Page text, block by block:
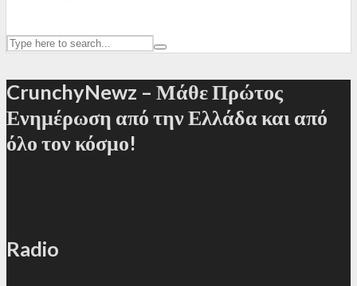
CrunchyNewz – Μάθε Πρώτος
Ενημέρωση από την Ελλάδα και από
όλο τον κόσμο!
Radio